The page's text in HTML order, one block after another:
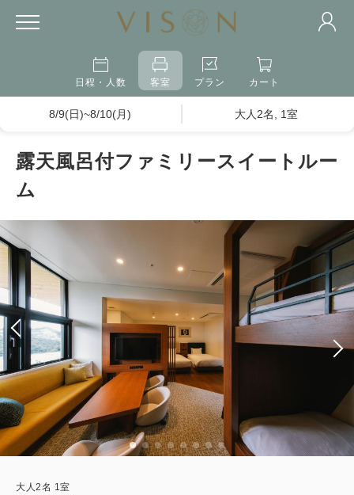
日程・人数 客室 プラン カート
8/9(日)~8/10(月) 大人2名, 1室
露天風呂付ファミリースイートルー
ム
大人2名 1室